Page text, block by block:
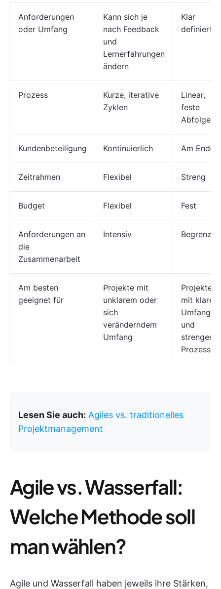
Anforderungen
oder Umfang
Kann sich je
nach Feedback
und
Lernerfahrungen
ändern
Klar
definiert
Prozess
Kurze, iterative
Zyklen
Linear,
feste
Abfolge
Kundenbeteiligung Kontinuierlich Am Ende
Zeitrahmen Flexibel Streng
Budget Flexibel Fest
Anforderungen an
die
Zusammenarbeit
Intensiv Begrenzt
Am besten
geeignet für
Projekte mit
unklarem oder
sich
veränderndem
Umfang
Projekte
mit klarem
Umfang
und
strengen
Prozessen
Lesen Sie auch: Agiles vs. traditionelles
Projektmanagement
Agile vs. Wasserfall:
Welche Methode soll
man wählen?
Agile und Wasserfall haben jeweils ihre Stärken,